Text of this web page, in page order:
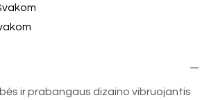
ir prabangaus dizaino vibruojantis